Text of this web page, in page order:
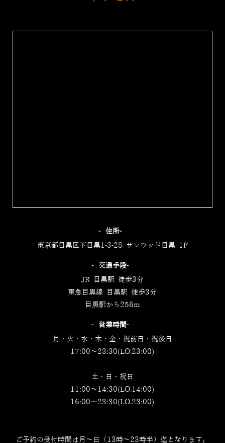
‐住所‐
東京都目黒区下目黒1-3-28 サンウッド目黒 1F
‐交通手段‐
JR 目黒駅 徒歩3分
東急目黒線 目黒駅 徒歩3分
目黒駅から256m
‐営業時間‐
月・火・水・木・金・祝前日・祝後日
17:00～23:30(LO.23:00)
土・日・祝日
11:00～14:30(LO.14:00)
16:00～23:30(LO.23:00)
ご予約の受付時間は月～日（13時～23時半）迄となります。